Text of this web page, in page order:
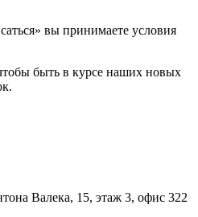
вы принимаете условия
быть в курсе наших новых
Валека, 15, этаж 3, офис 322